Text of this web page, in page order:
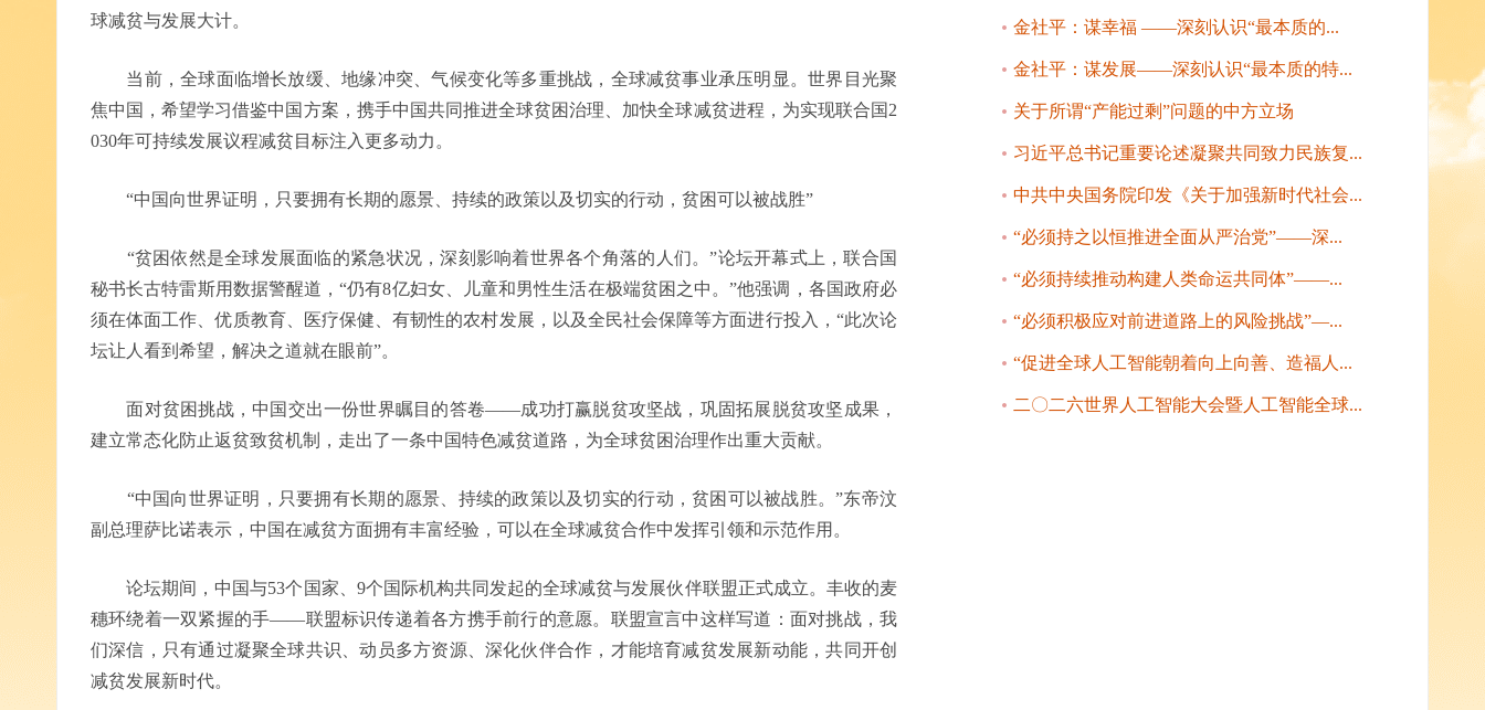
球减贫与发展大计。
当前，全球面临增长放缓、地缘冲突、气候变化等多重挑战，全球减贫事业承压明显。世界目光聚
焦中国，希望学习借鉴中国方案，携手中国共同推进全球贫困治理、加快全球减贫进程，为实现联合国2
030年可持续发展议程减贫目标注入更多动力。
“中国向世界证明，只要拥有长期的愿景、持续的政策以及切实的行动，贫困可以被战胜”
“贫困依然是全球发展面临的紧急状况，深刻影响着世界各个角落的人们。”论坛开幕式上，联合国
秘书长古特雷斯用数据警醒道，“仍有8亿妇女、儿童和男性生活在极端贫困之中。”他强调，各国政府必
须在体面工作、优质教育、医疗保健、有韧性的农村发展，以及全民社会保障等方面进行投入，“此次论
坛让人看到希望，解决之道就在眼前”。
面对贫困挑战，中国交出一份世界瞩目的答卷——成功打赢脱贫攻坚战，巩固拓展脱贫攻坚成果，
建立常态化防止返贫致贫机制，走出了一条中国特色减贫道路，为全球贫困治理作出重大贡献。
“中国向世界证明，只要拥有长期的愿景、持续的政策以及切实的行动，贫困可以被战胜。”东帝汶
副总理萨比诺表示，中国在减贫方面拥有丰富经验，可以在全球减贫合作中发挥引领和示范作用。
论坛期间，中国与53个国家、9个国际机构共同发起的全球减贫与发展伙伴联盟正式成立。丰收的麦
穗环绕着一双紧握的手——联盟标识传递着各方携手前行的意愿。联盟宣言中这样写道：面对挑战，我
们深信，只有通过凝聚全球共识、动员多方资源、深化伙伴合作，才能培育减贫发展新动能，共同开创
减贫发展新时代。
金社平：谋幸福 ——深刻认识“最本质的...
金社平：谋发展——深刻认识“最本质的特...
关于所谓“产能过剩”问题的中方立场
习近平总书记重要论述凝聚共同致力民族复...
中共中央国务院印发《关于加强新时代社会...
“必须持之以恒推进全面从严治党”——深...
“必须持续推动构建人类命运共同体”——...
“必须积极应对前进道路上的风险挑战”—...
“促进全球人工智能朝着向上向善、造福人...
二〇二六世界人工智能大会暨人工智能全球...